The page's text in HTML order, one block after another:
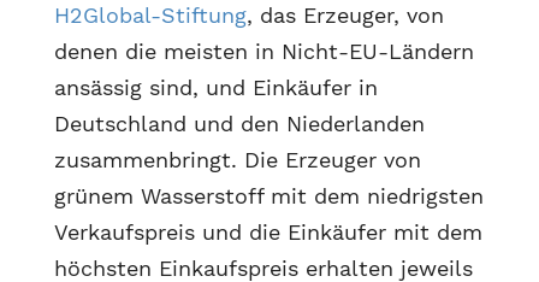
H2Global-Stiftung, das Erzeuger, von
denen die meisten in Nicht-EU-Ländern
ansässig sind, und Einkäufer in
Deutschland und den Niederlanden
zusammenbringt. Die Erzeuger von
grünem Wasserstoff mit dem niedrigsten
Verkaufspreis und die Einkäufer mit dem
höchsten Einkaufspreis erhalten jeweils